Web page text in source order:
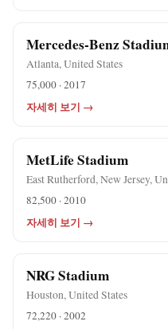
Mercedes-Benz
Atlanta, United States
75,000 · 2017
자세히 보기 →
MetLife Stadium
East Rutherford, New Jersey,
82,500 · 2010
자세히 보기 →
NRG Stadium
Houston, United States
72,220 · 2002